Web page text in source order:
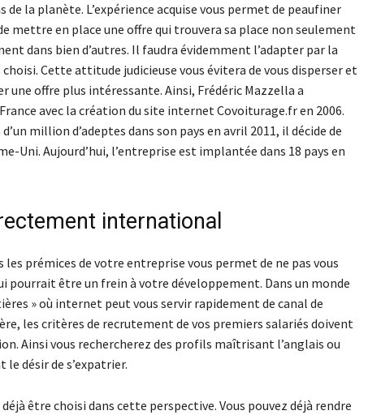
de la planète. L’expérience acquise vous permet de peaufiner
mettre en place une offre qui trouvera sa place non seulement
dans bien d’autres. Il faudra évidemment l’adapter par la
choisi. Cette attitude judicieuse vous évitera de vous disperser et
une offre plus intéressante. Ainsi, Frédéric Mazzella a
avec la création du site internet Covoiturage.fr en 2006.
million d’adeptes dans son pays en avril 2011, il décide de
Uni. Aujourd’hui, l’entreprise est implantée dans 18 pays en
international
les prémices de votre entreprise vous permet de ne pas vous
pourrait être un frein à votre développement. Dans un monde
» où internet peut vous servir rapidement de canal de
les critères de recrutement de vos premiers salariés doivent
Ainsi vous rechercherez des profils maîtrisant l’anglais ou
le désir de s’expatrier.
être choisi dans cette perspective. Vous pouvez déjà rendre